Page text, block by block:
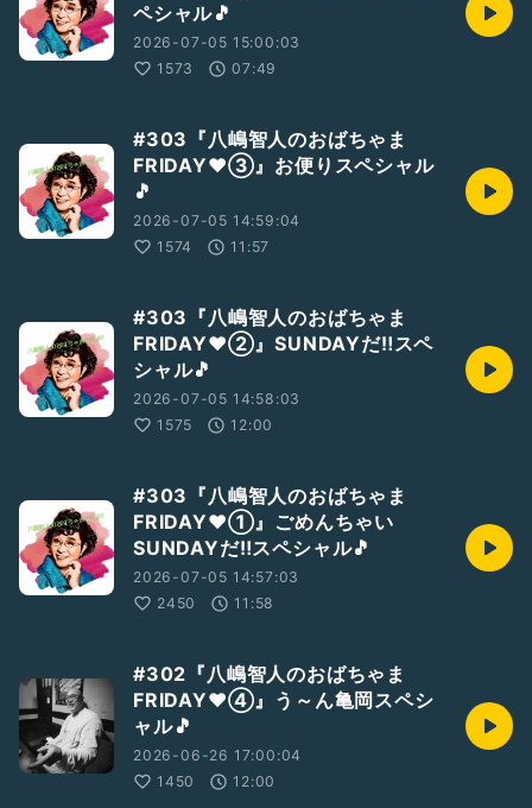
ペシャル🎵
2026-07-05 15:00:03
1573
07:49
#303『八嶋智人のおばちゃま
FRIDAY❤③』お便りスペシャル
🎵
2026-07-05 14:59:04
1574
11:57
#303『八嶋智人のおばちゃま
FRIDAY❤②』SUNDAYだ‼️スペ
シャル🎵
2026-07-05 14:58:03
1575
12:00
#303『八嶋智人のおばちゃま
FRIDAY❤①』ごめんちゃい
SUNDAYだ‼️スペシャル🎵
2026-07-05 14:57:03
2450
11:58
#302『八嶋智人のおばちゃま
FRIDAY❤️④』う～ん亀岡スペシ
ャル🎵
2026-06-26 17:00:04
1450
12:00